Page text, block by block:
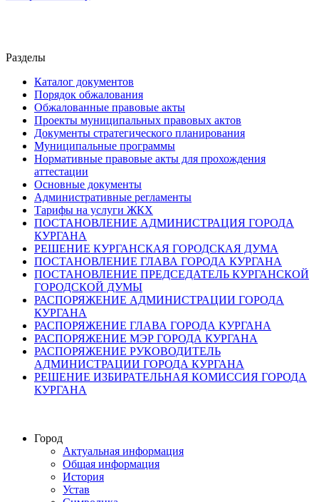
Разделы
Каталог документов
Порядок обжалования
Обжалованные правовые акты
Проекты муниципальных правовых актов
Документы стратегического планирования
Муниципальные программы
Нормативные правовые акты для прохождения
аттестации
Основные документы
Административные регламенты
Тарифы на услуги ЖКХ
ПОСТАНОВЛЕНИЕ АДМИНИСТРАЦИЯ ГОРОДА
КУРГАНА
РЕШЕНИЕ КУРГАНСКАЯ ГОРОДСКАЯ ДУМА
ПОСТАНОВЛЕНИЕ ГЛАВА ГОРОДА КУРГАНА
ПОСТАНОВЛЕНИЕ ПРЕДСЕДАТЕЛЬ КУРГАНСКОЙ
ГОРОДСКОЙ ДУМЫ
РАСПОРЯЖЕНИЕ АДМИНИСТРАЦИИ ГОРОДА
КУРГАНА
РАСПОРЯЖЕНИЕ ГЛАВА ГОРОДА КУРГАНА
РАСПОРЯЖЕНИЕ МЭР ГОРОДА КУРГАНА
РАСПОРЯЖЕНИЕ РУКОВОДИТЕЛЬ
АДМИНИСТРАЦИИ ГОРОДА КУРГАНА
РЕШЕНИЕ ИЗБИРАТЕЛЬНАЯ КОМИССИЯ ГОРОДА
КУРГАНА
Город
Актуальная информация
Общая информация
История
Устав